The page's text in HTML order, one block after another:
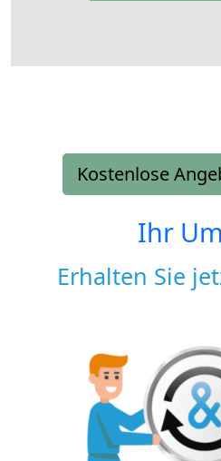
Kostenlose
Ihr
Erhalten Sie